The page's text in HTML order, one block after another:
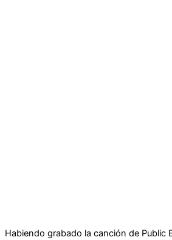
Habiendo grabado la canción de Public